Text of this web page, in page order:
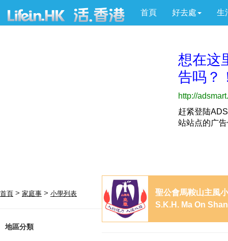
首頁 好去處 生
首頁 > 家庭事 > 小學列表
地區分類
聖公會馬鞍山主風
S.K.H. Ma On